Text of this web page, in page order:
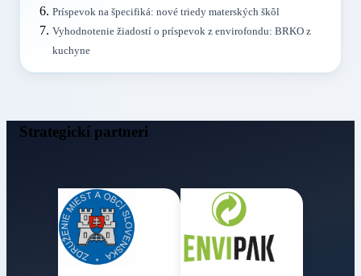
Príspevok na špecifiká: nové triedy materských škôl
Vyhodnotenie žiadostí o príspevok z envirofondu: BRKO z
kuchyne
Strategickí partneri